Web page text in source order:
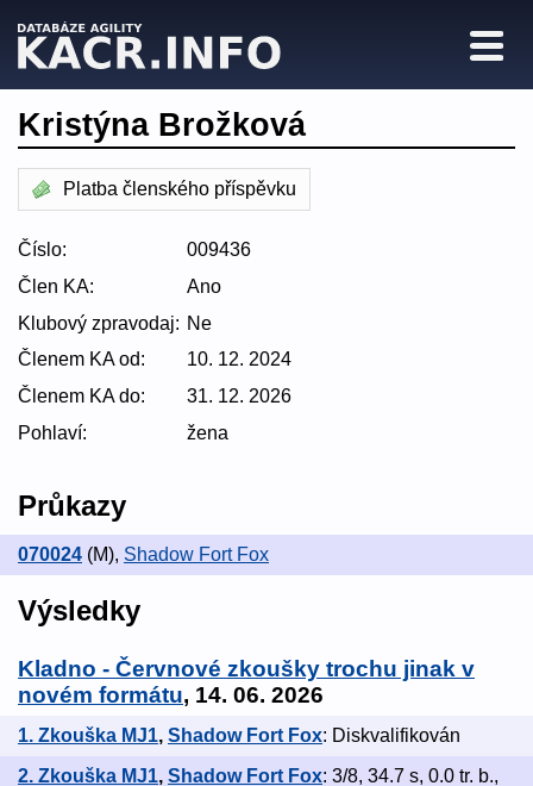
Kristýna Brožková
Platba členského příspěvku
Číslo:
009436
Člen KA:
Ano
Klubový zpravodaj: Ne
Členem KA od:
10. 12. 2024
Členem KA do:
31. 12. 2026
Pohlaví:
žena
Průkazy
070024 (M), Shadow Fort Fox
Výsledky
Kladno - Červnové zkoušky trochu jinak v
novém formátu, 14. 06. 2026
1. Zkouška MJ1, Shadow Fort Fox: Diskvalifikován
2. Zkouška MJ1, Shadow Fort Fox: 3/8, 34.7 s, 0.0 tr. b.,